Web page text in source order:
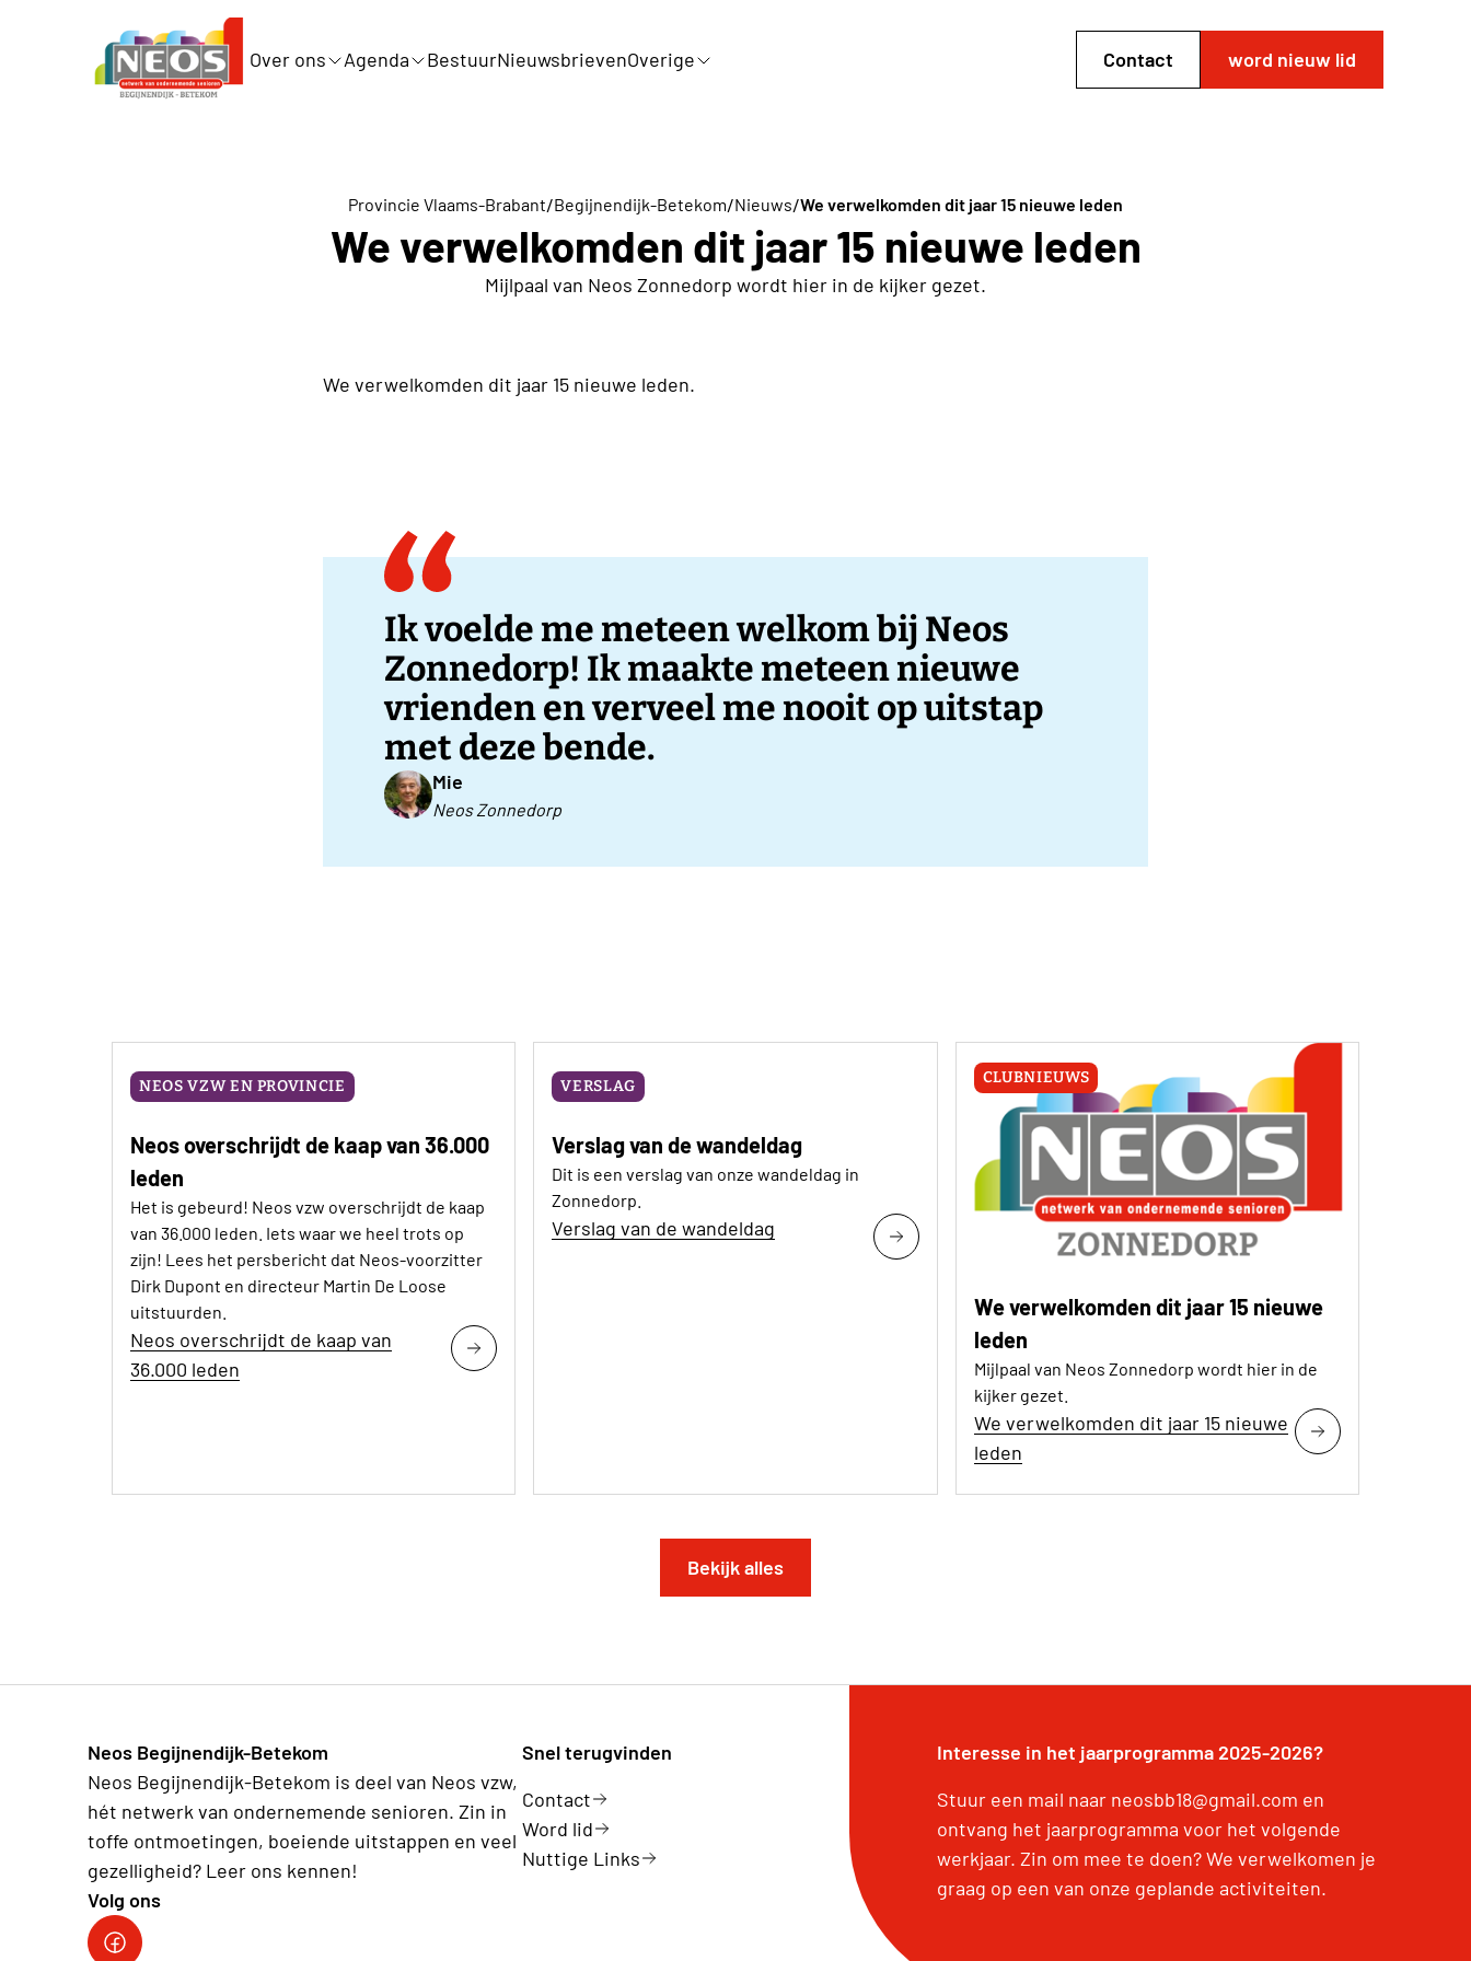
Over ons Agenda BestuurNieuwsbrievenOverige Contact word nieuw lid
Provincie Vlaams-Brabant/Begijnendijk-Betekom/Nieuws/We verwelkomden dit jaar 15 nieuwe leden
We verwelkomden dit jaar 15 nieuwe leden
Mijlpaal van Neos Zonnedorp wordt hier in de kijker gezet.
We verwelkomden dit jaar 15 nieuwe leden.
Ik voelde me meteen welkom bij Neos
Zonnedorp! Ik maakte meteen nieuwe
vrienden en verveel me nooit op uitstap
met deze bende.
Mie
Neos Zonnedorp
NEOS VZW EN PROVINCIE
Neos overschrijdt de kaap van 36.000
leden
Het is gebeurd! Neos vzw overschrijdt de kaap
van 36.000 leden. Iets waar we heel trots op
zijn! Lees het persbericht dat Neos-voorzitter
Dirk Dupont en directeur Martin De Loose
uitstuurden.
Neos overschrijdt de kaap van
36.000 leden
VERSLAG
Verslag van de wandeldag
Dit is een verslag van onze wandeldag in
Zonnedorp.
Verslag van de wandeldag
CLUBNIEUWS
We verwelkomden dit jaar 15 nieuwe
leden
Mijlpaal van Neos Zonnedorp wordt hier in de
kijker gezet.
We verwelkomden dit jaar 15 nieuwe
leden
Bekijk alles
Neos Begijnendijk-Betekom
Neos Begijnendijk-Betekom is deel van Neos vzw,
hét netwerk van ondernemende senioren. Zin in
toffe ontmoetingen, boeiende uitstappen en veel
gezelligheid? Leer ons kennen!
Volg ons
facebookgroep
Snel terugvinden
Contact
Word lid
Nuttige Links
Interesse in het jaarprogramma 2025-2026?
Stuur een mail naar neosbb18@gmail.com en
ontvang het jaarprogramma voor het volgende
werkjaar. Zin om mee te doen? We verwelkomen je
graag op een van onze geplande activiteiten.